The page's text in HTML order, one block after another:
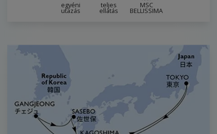
egyéni
utazás
teljes
ellátás
MSC
BELLISSIMA